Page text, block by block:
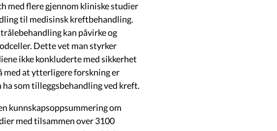
med flere gjennom kliniske studier
til medisinsk kreftbehandling.
kan påvirke og
Dette vet man styrker
ikke konkluderte med sikkerhet
med at ytterligere forskning er
som tilleggsbehandling ved kreft.
kunnskapsoppsummering om
med tilsammen over 3100